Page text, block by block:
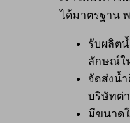
ได้มาตรฐาน
รับผลิต
ลักษณ์ใ
จัดส่งน้
บริษัทต่า
มีขนาดใ